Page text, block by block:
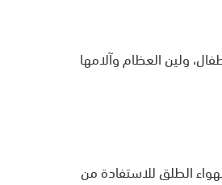
ولين العظام وآلامها
الطلق للاستفادة من